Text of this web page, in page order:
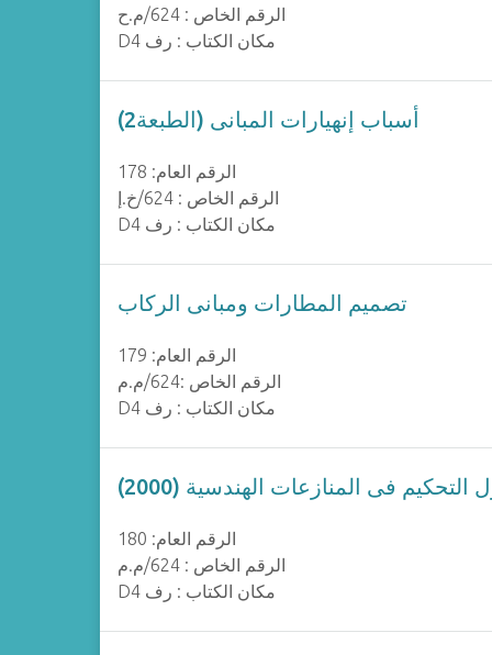
الرقم الخاص : 624/م.ح
D4 مكان الكتاب : رف
أسباب إنهيارات المبانى (الطبعة2)
الرقم العام: 178
الرقم الخاص : 624/خ.إ
D4 مكان الكتاب : رف
تصميم المطارات ومبانى الركاب
الرقم العام: 179
الرقم الخاص :624/م.م
D4 مكان الكتاب : رف
التحكيم فى المنازعات الهندسية (2000)
الرقم العام: 180
الرقم الخاص : 624/م.م
D4 مكان الكتاب : رف